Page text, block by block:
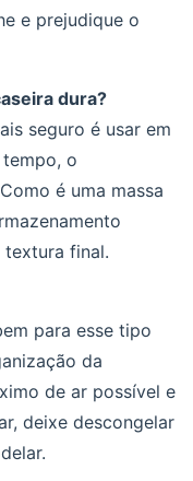
e prejudique o
dura?
seguro é usar em
o
é uma massa
final.
para esse tipo
da
de ar possível e
deixe descongelar